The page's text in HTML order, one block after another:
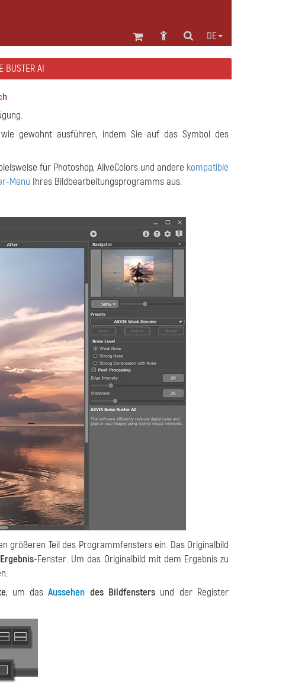
DE
BUSTER AI
gewohnt ausführen, indem Sie auf das Symbol des
für Photoshop, AliveColors und andere kompatible
Menü Ihres Bildbearbeitungsprogramms aus.
größeren Teil des Programmfensters ein. Das Originalbild
Ergebnis-Fenster. Um das Originalbild mit dem Ergebnis zu
, um dasAussehen des Bildfensters und der Register